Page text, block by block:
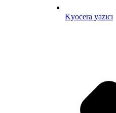
Kyocera yazıcı